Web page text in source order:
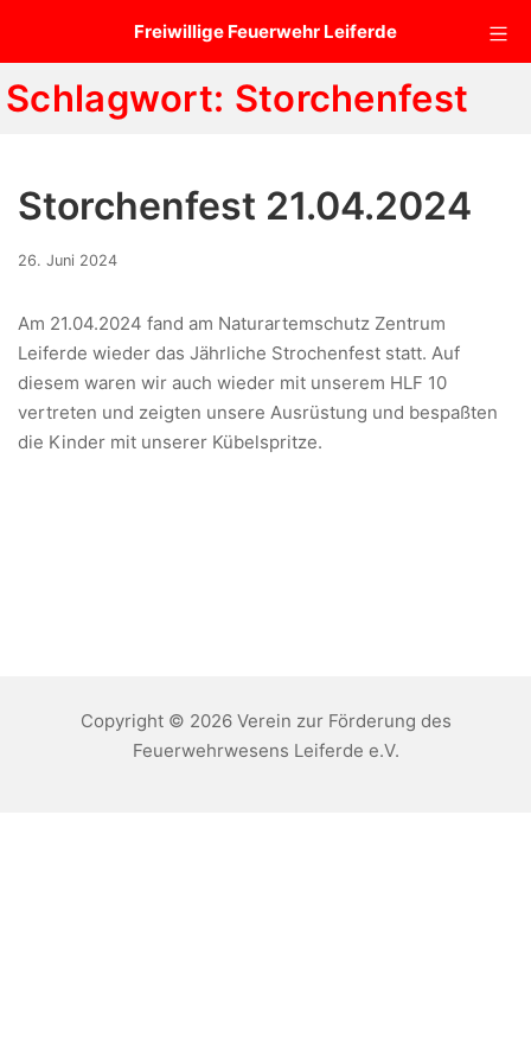
Freiwillige Feuerwehr Leiferde
Schlagwort: Storchenfest
Storchenfest 21.04.2024
26. Juni 202421.
Am 21.04.2024 fand am Naturartemschutz Zentrum
Leiferde wieder das Jährliche Strochenfest statt. Auf
diesem waren wir auch wieder mit unserem HLF 10
vertreten und zeigten unsere Ausrüstung und bespaßten
die Kinder mit unserer Kübelspritze.
Copyright © 2026 Verein zur Förderung des
Feuerwehrwesens Leiferde e.V.